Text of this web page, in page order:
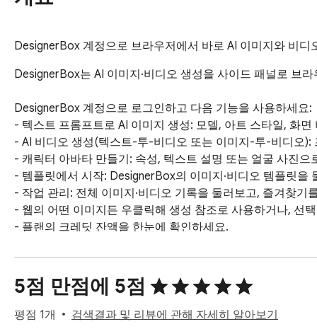
DesignerBox 계정으로 브라우저에서 바로 AI 이미지와 비디
DesignerBox는 AI 이미지·비디오 생성을 사이드 패널로 브
DesignerBox 계정으로 로그인하고 다음 기능을 사용하세요:
- 텍스트 프롬프트로 AI 이미지 생성: 모델, 아트 스타일, 화
- AI 비디오 생성(텍스트-투-비디오 또는 이미지-투-비디오
- 캐릭터 아바타 만들기: 속성, 텍스트 설명 또는 얼굴 사진
- 템플릿에서 시작: DesignerBox의 이미지·비디오 템플릿
- 작업 관리: 전체 이미지·비디오 기록을 둘러보고, 즐겨찾기
- 웹의 어떤 이미지든 우클릭해 생성 참조로 사용하거나, 선
- 플랜의 크레딧 잔액을 한눈에 확인하세요.
DesignerBox 계정(designerbox.ai)이 필요합니다. 이 확장
니다.
5점 만점에 5점
평점 1개 검색결과 및 리뷰에 관해 자세히 알아보기